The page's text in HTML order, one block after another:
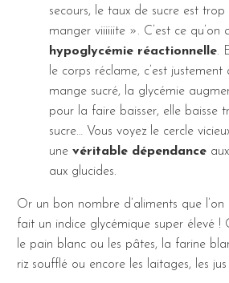
secours, le taux de sucre est
manger viiiiiite ». C’est ce qu’on
hypoglycémie réactionnelle.
le corps réclame, c’est
mange sucré, la glycémie
pour la faire baisser, elle baisse
sucre… Vous voyez le cercle
une véritable dépendance
aux glucides.
Or un bon nombre d’aliments que l’on
fait un indice glycémique super élevé !
le pain blanc ou les pâtes, la farine
riz soufflé ou encore les laitages, les jus